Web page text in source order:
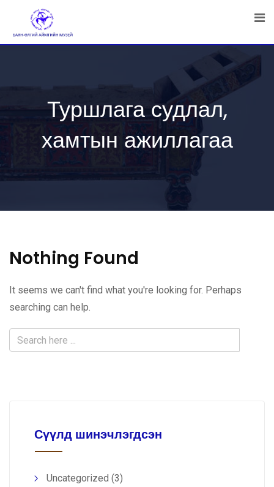
content
Туршлага судлал,
хамтын ажиллагаа
Nothing Found
It seems we can't find what you're looking for. Perhaps
searching can help.
Сүүлд шинэчлэгдсэн
Uncategorized (3)